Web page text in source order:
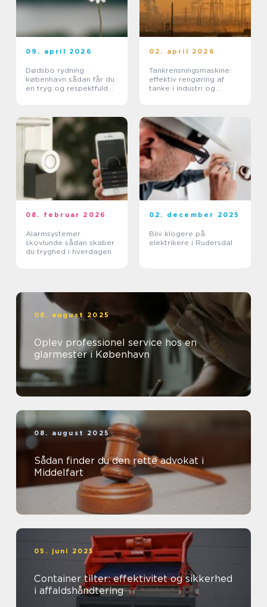
09. april 2026
Dødsbo rydning
københavn sådan får du
en tryg og respektfuld
02. april 2026
Tankrensningsmaskine:
effektiv rengøring af
tanke i industri og
08. februar 2026
Alarmsystemer
skovlunde sådan skaber
du tryghed i hverdagen
02. december 2025
Bliv klogere på
elektrikere i Rudersdal
08. august 2025
Oplev professionel service hos en
glarmester i København
08. august 2025
Sådan finder du den rette advokat i
Middelfart
05. juni 2025
Container tilter: effektivitet og sikkerhed
i affaldshåndtering